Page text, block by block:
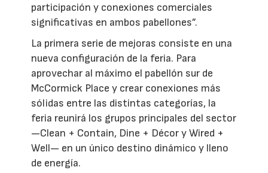
participación y conexiones comerciales
significativas en ambos pabellones”.
La primera serie de mejoras consiste en una
nueva configuración de la feria. Para
aprovechar al máximo el pabellón sur de
McCormick Place y crear conexiones más
sólidas entre las distintas categorías, la
feria reunirá los grupos principales del sector
—Clean + Contain, Dine + Décor y Wired +
Well— en un único destino dinámico y lleno
de energía.